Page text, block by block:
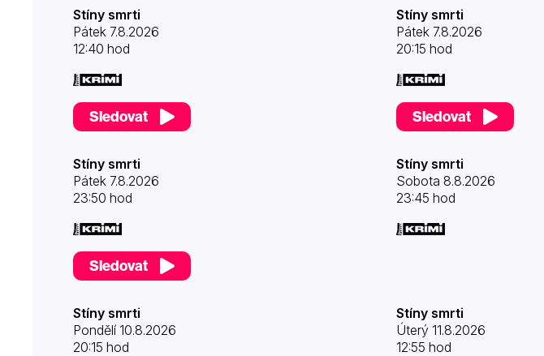
Stíny smrti
Pátek 7.8.2026
12:40 hod
Sledovat
Stíny smrti
Pátek 7.8.2026
20:15 hod
Sledovat
Stíny smrti
Pátek 7.8.2026
23:50 hod
Sledovat
Stíny smrti
Sobota 8.8.2026
23:45 hod
Stíny smrti
Pondělí 10.8.2026
20:15 hod
Stíny smrti
Úterý 11.8.2026
12:55 hod